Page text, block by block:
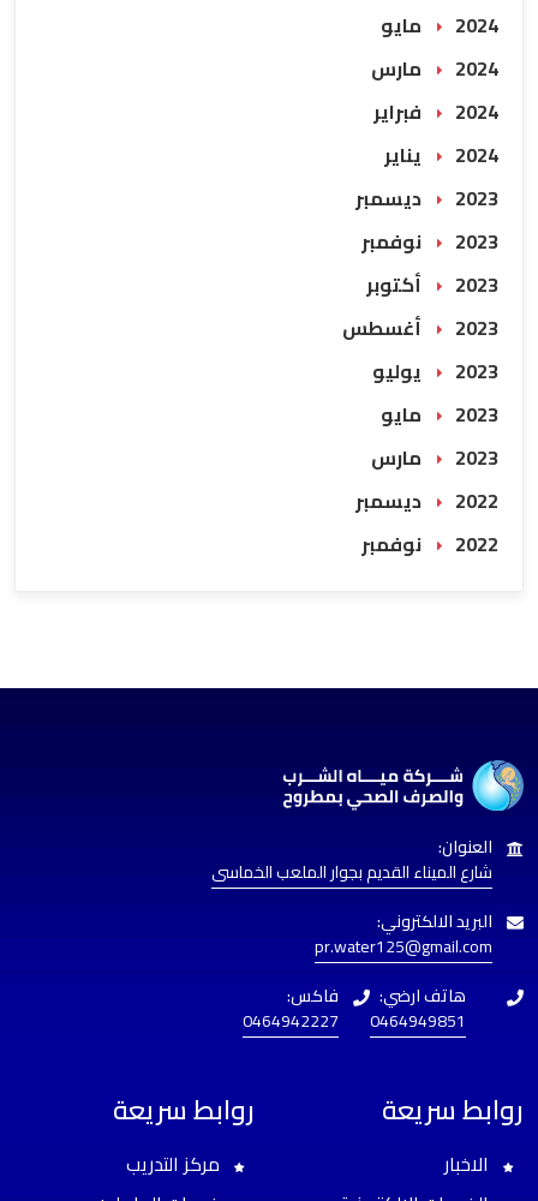
2024 مايو
2024 مارس
2024 فبراير
2024 يناير
2023 ديسمبر
2023 نوفمبر
2023 أكتوبر
2023 أغسطس
2023 يوليو
2023 مايو
2023 مارس
2022 ديسمبر
2022 نوفمبر
العنوان:
شارع الميناء القديم بجوار الملعب الخماسى
البريد الالكتروني:
pr.water125@gmail.com
هاتف ارضي:
0464949851
فاكس:
0464942227
روابط سريعة
الاخبار
روابط سريعة
مركز التدريب